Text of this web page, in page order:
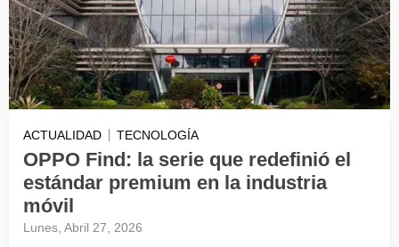
ACTUALIDAD TECNOLOGÍA
OPPO Find: la serie que redefinió el
estándar premium en la industria
móvil
Lunes, Abril 27, 2026